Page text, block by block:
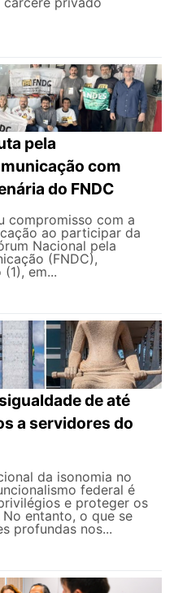
pela
com
do FNDC
compromisso com a
ao participar da
Nacional pela
(FNDC),
em...
de até
a servidores do
da isonomia no
federal é
e proteger os
entanto, o que se
profundas nos...